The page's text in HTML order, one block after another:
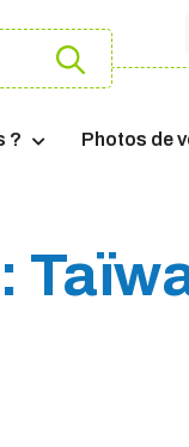
? Photos de